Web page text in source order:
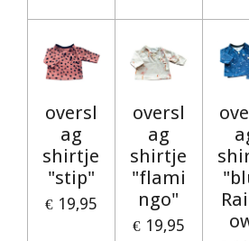
oversl
ag
shirtje
"stip"
€ 19,95
oversl
ag
shirtje
"flami
ngo"
€ 19,95